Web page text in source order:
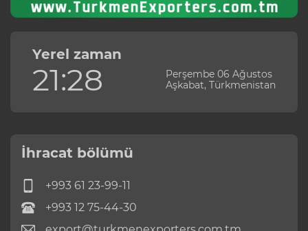
Yerel zaman
21:28
Perşembe 06 Ağustos
Aşkabat, Türkmenistan
İhracat bölümü
+993 61 23-99-11
+993 12 75-44-30